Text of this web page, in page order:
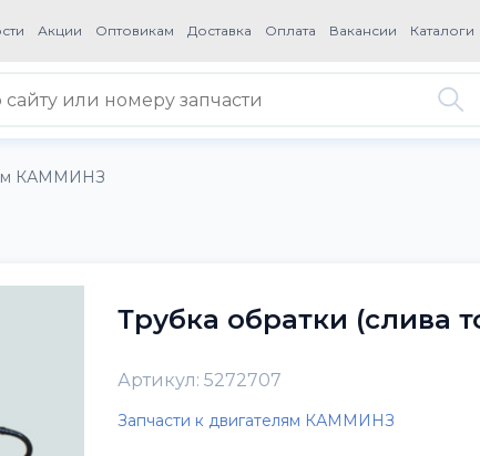
Акции Оптовикам Доставка Оплата Вакансии Каталоги
КАММИНЗ
Трубка обратки (слива
Артикул: 5272707
Запчасти к двигателям КАММИНЗ